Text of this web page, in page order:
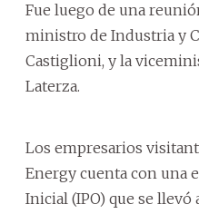
Fue luego de una
ministro de Industria y
Castiglioni, y la
Laterza.
Los empresarios
Energy cuenta con una
Inicial (IPO) que se llevó